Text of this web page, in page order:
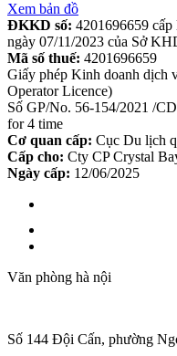
Xem bản đồ
ĐKKD số: 4201696659
ngày 07/11/2023 của Sở
Mã số thuế: 4201696659
Giấy phép Kinh doanh dịch
Operator Licence)
Số GP/No. 56-154/2021 /
for 4 time
Cơ quan cấp: Cục Du lịch
Cấp cho: Cty CP Crystal
Ngày cấp: 12/06/2025
Văn phòng hà nội
Số 144 Đội Cấn, phường